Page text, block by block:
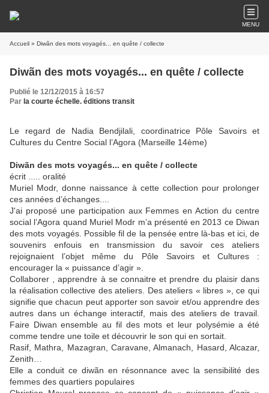
MENU
Accueil » Diwãn des mots voyagés... en quête / collecte
Diwãn des mots voyagés... en quête / collecte
Publié le 12/12/2015 à 16:57
Par la courte échelle. éditions transit
Le regard de Nadia Bendjilali, coordinatrice Pôle Savoirs et
Cultures du Centre Social l’Agora (Marseille 14ème)
Diwãn des mots voyagés... en quête / collecte
écrit ..... oralité
Muriel Modr, donne naissance à cette collection pour prolonger
ces années d’échanges....
J'ai proposé une participation aux Femmes en Action du centre
social l’Agora quand Muriel Modr m’a présenté en 2013 ce Diwan
des mots voyagés. Possible fil de la pensée entre là-bas et ici, de
souvenirs enfouis en transmission du savoir ces ateliers
rejoignaient l’objet même du Pôle Savoirs et Cultures :
encourager la « puissance d’agir ».
Collaborer , apprendre à se connaitre et prendre du plaisir dans
la réalisation collective des ateliers. Des ateliers « libres », ce qui
signifie que chacun peut apporter son savoir et/ou apprendre des
autres dans un échange interactif, mais des ateliers de travail.
Faire Diwan ensemble au fil des mots et leur polysémie a été
comme tendre une toile et découvrir le son qui en sortait.
Rasif, Mathra, Mazagran, Caravane, Almanach, Hasard, Alcazar,
Zenith…
Elle a conduit ce diwãn en résonnance avec la sensibilité des
femmes des quartiers populaires